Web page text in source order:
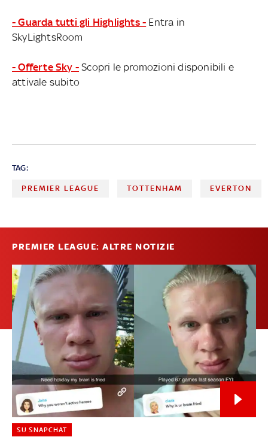
- Guarda tutti gli Highlights - Entra in
SkyLightsRoom
- Offerte Sky - Scopri le promozioni disponibili e
attivale subito
TAG:
PREMIER LEAGUE TOTTENHAM EVERTON
PREMIER LEAGUE: ALTRE NOTIZIE
SU SNAPCHAT